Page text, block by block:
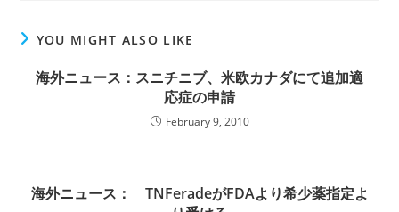
YOU MIGHT ALSO LIKE
海外ニュース：スニチニブ、米欧カナダにて追加適
応症の申請
February 9, 2010
海外ニュース： TNFeradeがFDAより希少薬指定よ